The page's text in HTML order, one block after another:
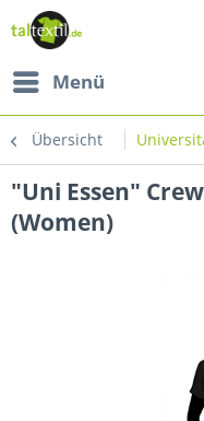
Menü
Übersicht
"Uni Essen"
(Women)